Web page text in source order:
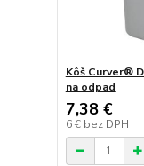
Kôš Curver®
na odpad
7,38 €
6 € bez DPH